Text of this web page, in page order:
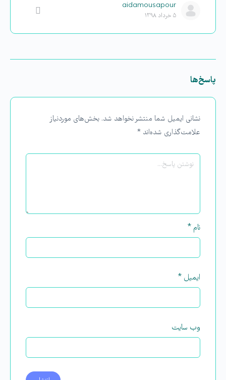
aidamousapour
۵ خرداد ۱۳۹۸
پاسخ‌ها
نشانی ایمیل شما منتشر نخواهد شد. بخش‌های موردنیاز
علامت‌گذاری شده‌اند *
نام *
ایمیل *
وب‌ سایت